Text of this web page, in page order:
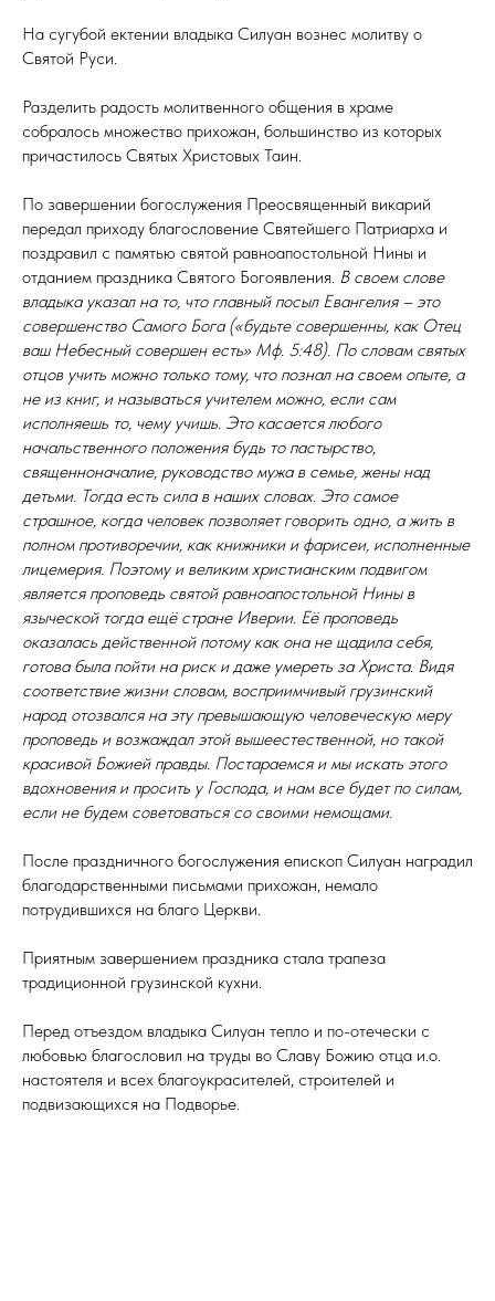
На сугубой ектении владыка Силуан вознес молитву о
Святой Руси.
Разделить радость молитвенного общения в храме
собралось множество прихожан, большинство из которых
причастилось Святых Христовых Таин.
По завершении богослужения Преосвященный викарий
передал приходу благословение Святейшего Патриарха и
поздравил с памятью святой равноапостольной Нины и
отданием праздника Святого Богоявления. В своем слове
владыка указал на то, что главный посыл Евангелия – это
совершенство Самого Бога («будьте совершенны, как Отец
ваш Небесный совершен есть» Мф. 5:48). По словам святых
отцов учить можно только тому, что познал на своем опыте, а
не из книг, и называться учителем можно, если сам
исполняешь то, чему учишь. Это касается любого
начальственного положения будь то пастырство,
священноначалие, руководство мужа в семье, жены над
детьми. Тогда есть сила в наших словах. Это самое
страшное, когда человек позволяет говорить одно, а жить в
полном противоречии, как книжники и фарисеи, исполненные
лицемерия. Поэтому и великим христианским подвигом
является проповедь святой равноапостольной Нины в
языческой тогда ещё стране Иверии. Её проповедь
оказалась действенной потому как она не щадила себя,
готова была пойти на риск и даже умереть за Христа. Видя
соответствие жизни словам, восприимчивый грузинский
народ отозвался на эту превышающую человеческую меру
проповедь и возжаждал этой вышеестественной, но такой
красивой Божией правды. Постараемся и мы искать этого
вдохновения и просить у Господа, и нам все будет по силам,
если не будем советоваться со своими немощами.
После праздничного богослужения епископ Силуан наградил
благодарственными письмами прихожан, немало
потрудившихся на благо Церкви.
Приятным завершением праздника стала трапеза
традиционной грузинской кухни.
Перед отъездом владыка Силуан тепло и по-отечески с
любовью благословил на труды во Славу Божию отца и.о.
настоятеля и всех благоукрасителей, строителей и
подвизающихся на Подворье.